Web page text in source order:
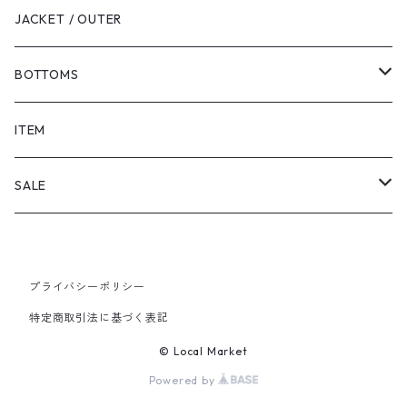
JACKET / OUTER
BOTTOMS
SHORTS
PANTS
ITEM
SALE
PANTS
プライバシーポリシー
特定商取引法に基づく表記
© Local Market
Powered by